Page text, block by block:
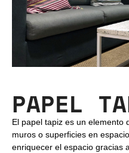
PAPEL
El papel tapiz es un elemento
muros o superficies en
enriquecer el espacio gracias